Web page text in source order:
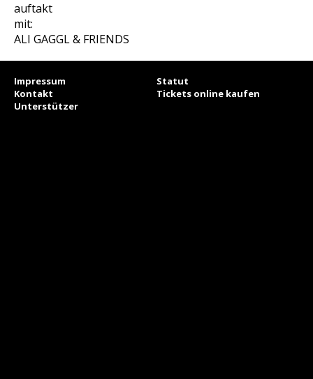
auftakt
mit:
ALI GAGGL & FRIENDS
Impressum
Statut
Kontakt
Tickets online kaufen
Unterstützer